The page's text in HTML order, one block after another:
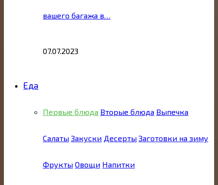
вашего багажа в…
07.07.2023
Еда
Первые блюда Вторые блюда Выпечка
Салаты Закуски Десерты Заготовки на зиму
Фрукты Овощи Напитки